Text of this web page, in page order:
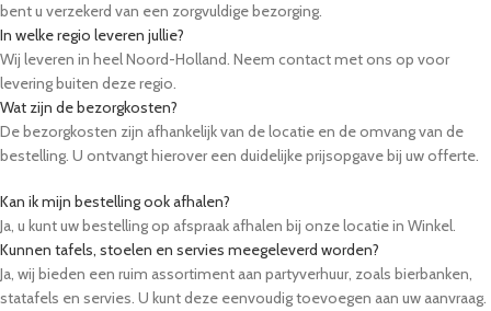
bent u verzekerd van een zorgvuldige bezorging.
In welke regio leveren jullie?
Wij leveren in heel Noord-Holland. Neem contact met ons op voor
levering buiten deze regio.
Wat zijn de bezorgkosten?
De bezorgkosten zijn afhankelijk van de locatie en de omvang van de
bestelling. U ontvangt hierover een duidelijke prijsopgave bij uw offerte.
Kan ik mijn bestelling ook afhalen?
Ja, u kunt uw bestelling op afspraak afhalen bij onze locatie in Winkel.
Kunnen tafels, stoelen en servies meegeleverd worden?
Ja, wij bieden een ruim assortiment aan partyverhuur, zoals bierbanken,
statafels en servies. U kunt deze eenvoudig toevoegen aan uw aanvraag.